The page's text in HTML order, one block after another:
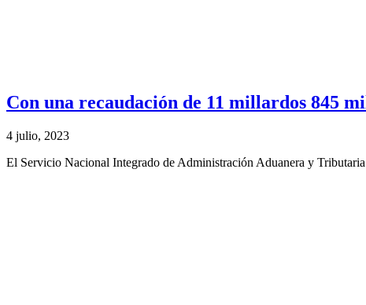
Con una recaudación de 11 millardos 845
4 julio, 2023
El Servicio Nacional Integrado de Administración Aduanera y